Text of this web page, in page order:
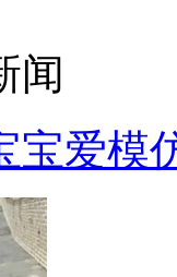
闻
宝爱模